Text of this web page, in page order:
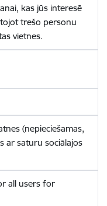
kas jūs interesē
trešo personu
vietnes.
(nepieciešamas,
ar saturu sociālajos
all users for